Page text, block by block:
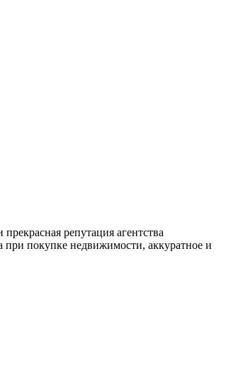
репутация агентства
при покупке недвижимости, аккуратное и